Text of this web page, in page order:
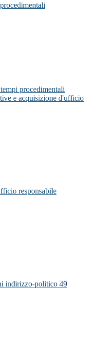
procedimentali
e acquisizione d'ufficio
responsabile
indirizzo-politico 49